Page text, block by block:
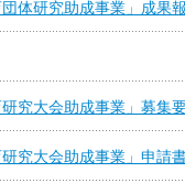
体研究助成事業」成果
究大会助成事業」募集
究大会助成事業」申請